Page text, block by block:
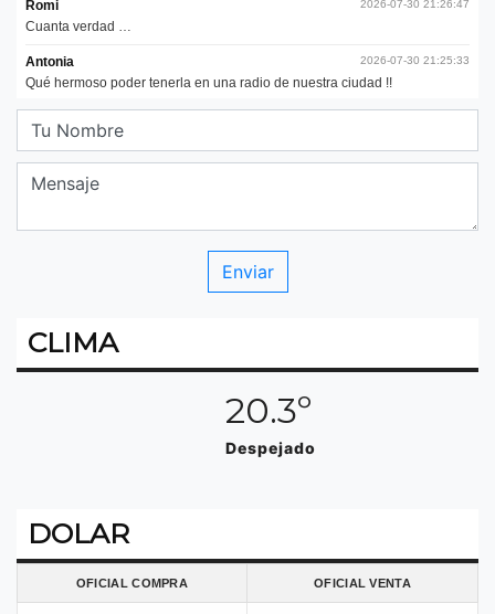
CLIMA
20.3º
Despejado
DOLAR
OFICIAL COMPRA OFICIAL VENTA